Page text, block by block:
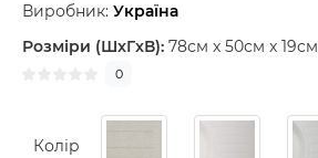
Виробник: Україна
Розміри (ШxГxВ): 78см x 50см x 19см
0
Колір